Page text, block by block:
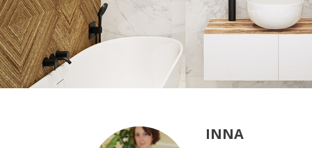
INNA